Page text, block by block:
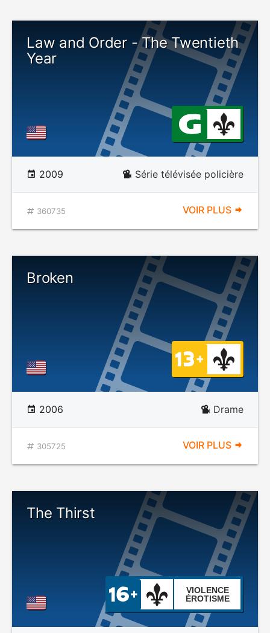
Law and Order - The Twentieth
Year
2009 Série télévisée policière
360735 VOIR PLUS
Broken
2006 Drame
305725 VOIR PLUS
The Thirst
VIOLENCE
ÉROTISME